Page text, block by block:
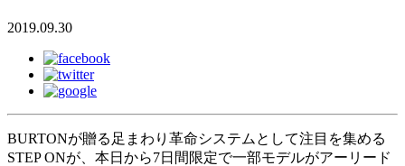
2019.09.30
BURTONが贈る足まわり革命システムとして注目を集める
STEP ONが、本日から7日間限定で一部モデルがアーリード